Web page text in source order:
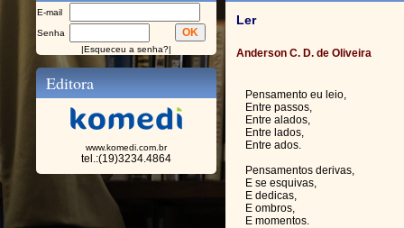
E-mail
Senha
|Esqueceu a senha?|
Editora
www.komedi.com.br
tel.:(19)3234.4864
Ler
Anderson C. D. de Oliveira
Pensamento eu leio,
Entre passos,
Entre alados,
Entre lados,
Entre ados.
Pensamentos derivas,
E se esquivas,
E dedicas,
E ombros,
E momentos.